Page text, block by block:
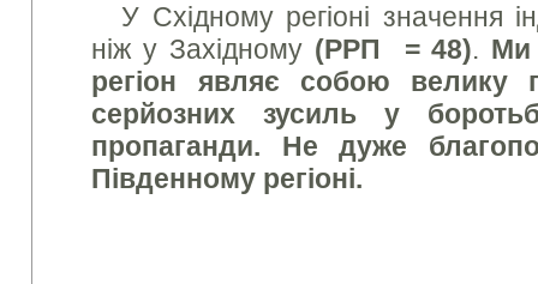
У Східному регіоні значення
ніж у Західному (РРП = 48). Ми
регіон являє собою велику
серйозних зусиль у
пропаганди. Не дуже
Південному регіоні.